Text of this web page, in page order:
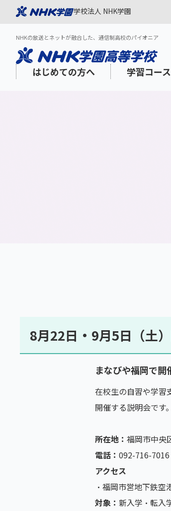
学校法人 NHK学園
NHKの放送とネットが融合した、通信制高校のパイオニア
はじめての方へ 学習コース
8月22日・9月5日（土
まなびや福岡で開
在校生の自習や学習
開催する説明会です。
所在地： 福岡市中央
電話： 092-716-7016
アクセス
・福岡市営地下鉄空
対象： 新入学・転入